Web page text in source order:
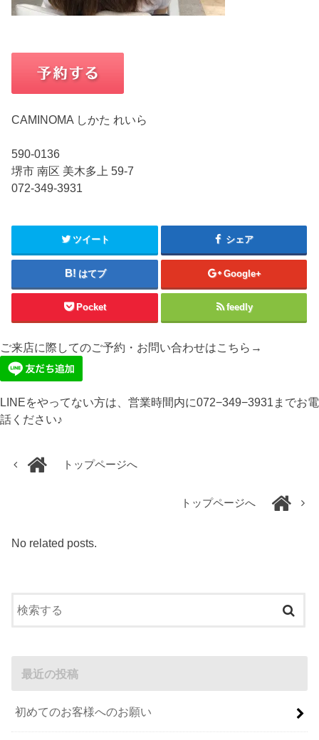
CAMINOMA しかた れいら
590-0136
堺市 南区 美木多上 59-7
072-349-3931
ツイート シェア
はてブ Google+
Pocket feedly
ご来店に際してのご予約・お問い合わせはこちら→
LINEをやってない方は、営業時間内に072−349−3931までお電
話ください♪
トップページへ
トップページへ
No related posts.
最近の投稿
初めてのお客様へのお願い